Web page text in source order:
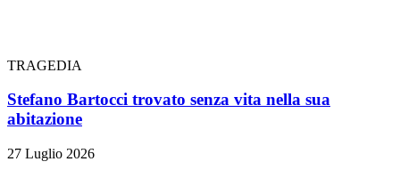
TRAGEDIA
Stefano Bartocci trovato senza vita nella sua
abitazione
27 Luglio 2026